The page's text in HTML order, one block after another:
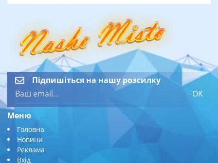
Підпишіться на нашу розсилку
OK
Меню
Головна
Новини
Реклама
Вхід